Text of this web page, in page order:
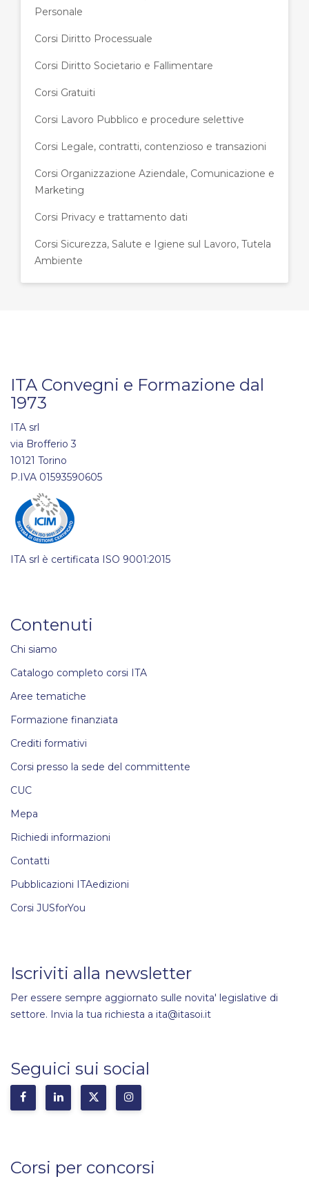
Personale
Corsi Diritto Processuale
Corsi Diritto Societario e Fallimentare
Corsi Gratuiti
Corsi Lavoro Pubblico e procedure selettive
Corsi Legale, contratti, contenzioso e transazioni
Corsi Organizzazione Aziendale, Comunicazione e
Marketing
Corsi Privacy e trattamento dati
Corsi Sicurezza, Salute e Igiene sul Lavoro, Tutela
Ambiente
ITA Convegni e Formazione dal
1973
ITA srl
via Brofferio 3
10121 Torino
P.IVA 01593590605
ITA srl è certificata ISO 9001:2015
Contenuti
Chi siamo
Catalogo completo corsi ITA
Aree tematiche
Formazione finanziata
Crediti formativi
Corsi presso la sede del committente
CUC
Mepa
Richiedi informazioni
Contatti
Pubblicazioni ITAedizioni
Corsi JUSforYou
Iscriviti alla newsletter
Per essere sempre aggiornato sulle novita' legislative di
settore. Invia la tua richiesta a ita@itasoi.it
Seguici sui social
Corsi per concorsi